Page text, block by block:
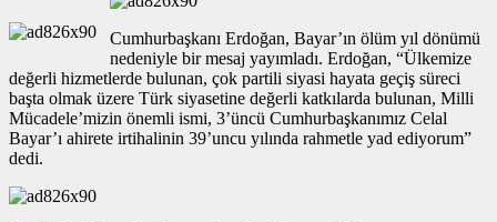
Cumhurbaşkanı Erdoğan, Bayar’ın ölüm yıl dönümü
nedeniyle bir mesaj yayımladı. Erdoğan, “Ülkemize
değerli hizmetlerde bulunan, çok partili siyasi hayata geçiş süreci
başta olmak üzere Türk siyasetine değerli katkılarda bulunan, Milli
Mücadele’mizin önemli ismi, 3’üncü Cumhurbaşkanımız Celal
Bayar’ı ahirete irtihalinin 39’uncu yılında rahmetle yad ediyorum”
dedi.